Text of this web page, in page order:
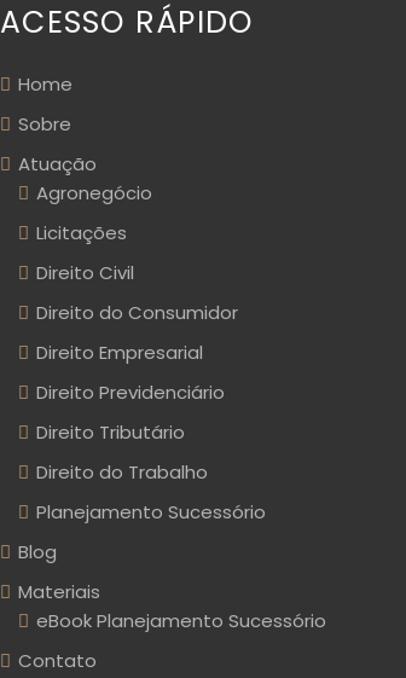
ACESSO RÁPIDO
Home
Sobre
Atuação
Agronegócio
Licitações
Direito Civil
Direito do Consumidor
Direito Empresarial
Direito Previdenciário
Direito Tributário
Direito do Trabalho
Planejamento Sucessório
Blog
Materiais
eBook Planejamento Sucessório
Contato